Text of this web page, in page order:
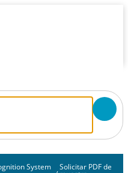
System Solicitar PDF de